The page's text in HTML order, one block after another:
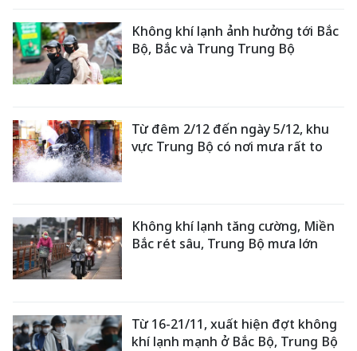
Không khí lạnh ảnh hưởng tới Bắc
Bộ, Bắc và Trung Trung Bộ
Từ đêm 2/12 đến ngày 5/12, khu
vực Trung Bộ có nơi mưa rất to
Không khí lạnh tăng cường, Miền
Bắc rét sâu, Trung Bộ mưa lớn
Từ 16-21/11, xuất hiện đợt không
khí lạnh mạnh ở Bắc Bộ, Trung Bộ